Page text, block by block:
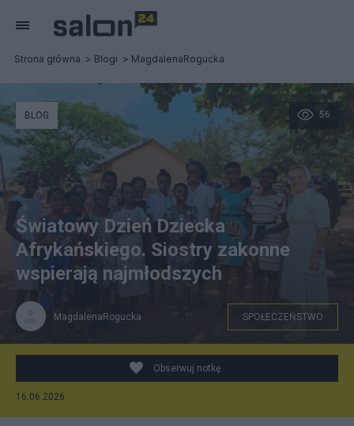
Strona główna Blogi MagdalenaRogucka
Arch. Sióstr Nazaretanek
56
BLOG
Światowy Dzień Dziecka
Afrykańskiego. Siostry zakonne
wspierają najmłodszych
MagdalenaRogucka SPOŁECZEŃSTWO
Obserwuj notkę
16.06.2026